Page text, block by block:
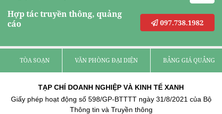
Hợp tác truyền thông, quảng
cáo
097.738.1982
TÒA SOẠN VĂN PHÒNG ĐẠI DIỆN BẢNG GIÁ QUẢNG
TẠP CHÍ DOANH NGHIỆP VÀ KINH TẾ XANH
Giấy phép hoạt động số 598/GP-BTTTT ngày 31/8/2021 của Bộ
Thông tin và Truyền thông